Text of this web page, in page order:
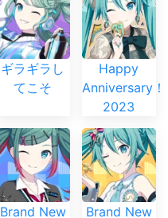
ギラギラし
てこそ
Happy
Anniversary！
2023
Brand New
Brand New